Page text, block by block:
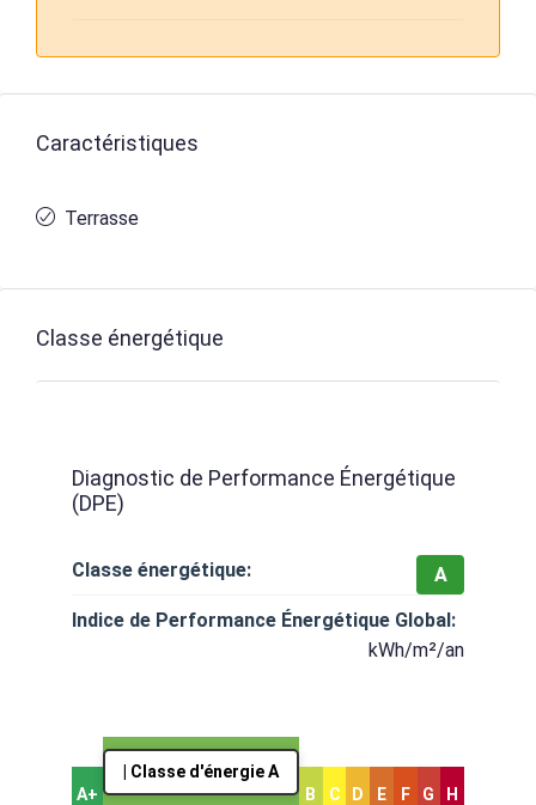
Caractéristiques
Terrasse
Classe énergétique
Diagnostic de Performance Énergétique
(DPE)
Classe énergétique:
A
Indice de Performance Énergétique Global:
kWh/m²/an
A+
| Classe d'énergie A
B
C D E F G H